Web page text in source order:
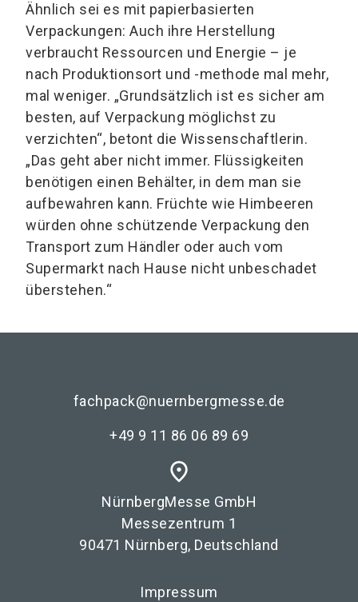
Ähnlich sei es mit papierbasierten
Verpackungen: Auch ihre Herstellung
verbraucht Ressourcen und Energie – je
nach Produktionsort und -methode mal mehr,
mal weniger. „Grundsätzlich ist es sicher am
besten, auf Verpackung möglichst zu
verzichten“, betont die Wissenschaftlerin.
„Das geht aber nicht immer. Flüssigkeiten
benötigen einen Behälter, in dem man sie
aufbewahren kann. Früchte wie Himbeeren
würden ohne schützende Verpackung den
Transport zum Händler oder auch vom
Supermarkt nach Hause nicht unbeschadet
überstehen.“
fachpack@nuernbergmesse.de
+49 9 11 86 06 89 69
place
NürnbergMesse GmbH
Messezentrum 1
90471 Nürnberg, Deutschland
Impressum